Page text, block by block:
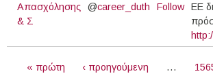
Απασχόλησης
& Σ
@career_duth Follow
ΕΕ
« πρώτη ‹ προηγούμενη …